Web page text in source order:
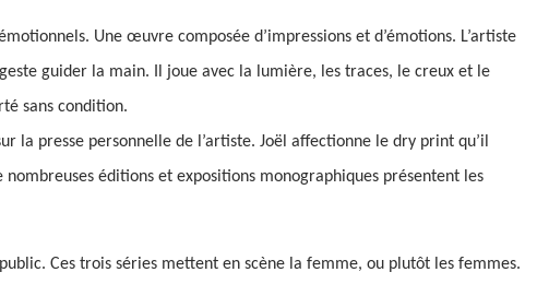
Une œuvre composée d’impressions et d’émotions. L’artiste
guider la main. Il joue avec la lumière, les traces, le creux et le
sans condition.
presse personnelle de l’artiste. Joël affectionne le dry print qu’il
éditions et expositions monographiques présentent les
Ces trois séries mettent en scène la femme, ou plutôt les femmes.